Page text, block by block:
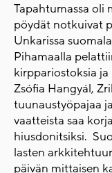
Tapahtumassa oli
pöydät notkuivat
Unkarissa
Pihamaalla
kirppariostoksia
Zsófia Hangyál,
tuunaustyöpajaa
vaatteista saa
hiusdonitsiksi.
lasten
päivän mittaisen